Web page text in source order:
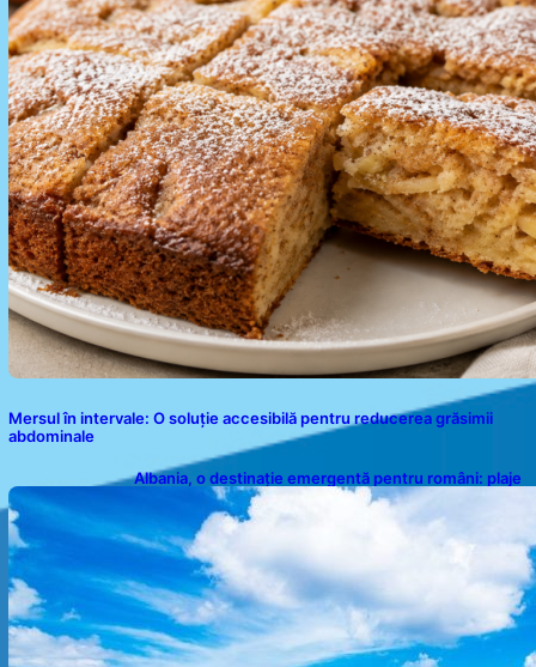
Mersul în intervale: O soluție accesibilă pentru reducerea grăsimii
abdominale
Albania, o destinație emergentă pentru români: plaje
spectaculoase, ape turcoaz și prețuri accesibile